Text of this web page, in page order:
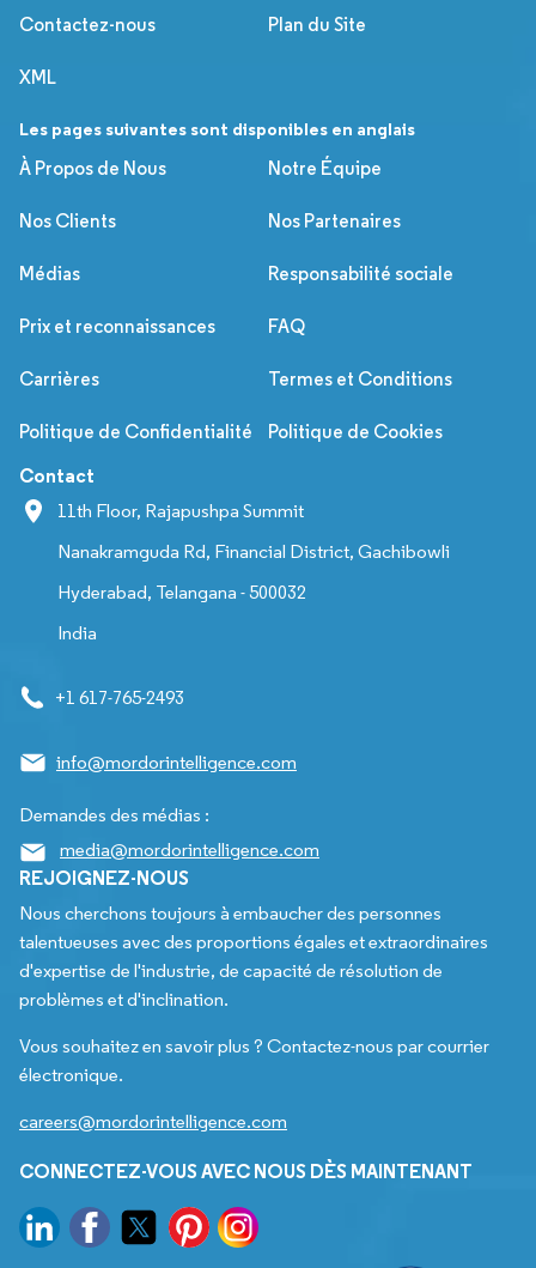
Contactez-nous Plan du Site
XML
Les pages suivantes sont disponibles en anglais
À Propos de Nous
Notre Équipe
Nos Clients Nos Partenaires
Médias Responsabilité sociale
Prix et reconnaissances FAQ
Carrières Termes et Conditions
Politique de Confidentialité Politique de Cookies
Contact
11th Floor, Rajapushpa Summit
Nanakramguda Rd, Financial District, Gachibowli
Hyderabad, Telangana - 500032
India
+1 617-765-2493
info@mordorintelligence.com
Demandes des médias :
media@mordorintelligence.com
REJOIGNEZ-NOUS
Nous cherchons toujours à embaucher des personnes
talentueuses avec des proportions égales et extraordinaires
d'expertise de l'industrie, de capacité de résolution de
problèmes et d'inclination.
Vous souhaitez en savoir plus ? Contactez-nous par courrier
électronique.
careers@mordorintelligence.com
CONNECTEZ-VOUS AVEC NOUS DÈS MAINTENANT